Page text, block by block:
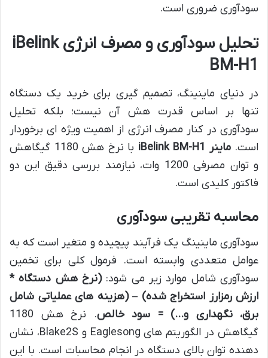
سودآوری ضروری است.
تحلیل سودآوری و مصرف انرژی iBelink
BM-H1
در دنیای ماینینگ، تصمیم گیری برای خرید یک دستگاه
تنها بر اساس قدرت هش آن نیست؛ بلکه تحلیل
سودآوری در کنار مصرف انرژی از اهمیت ویژه ای برخوردار
است.ماینر iBelink BM-H1
با نرخ هش 1180 گیگاهش
و توان مصرفی 1200 وات، نیازمند بررسی دقیق این دو
فاکتور کلیدی است.
محاسبه تقریبی سودآوری
سودآوری ماینینگ یک فرآیند پیچیده و متغیر است که به
عوامل متعددی وابسته است. فرمول کلی برای تخمین
سودآوری شامل موارد زیر می شود:(نرخ هش دستگاه *
ارزش رمزارز استخراج شده) – (هزینه های عملیاتی شامل
برق، نگهداری و…) = سود خالص
. نرخ هش 1180
گیگاهش در الگوریتم های Eaglesong و Blake2S، نشان
دهنده توان بالای دستگاه در انجام محاسبات است. با این